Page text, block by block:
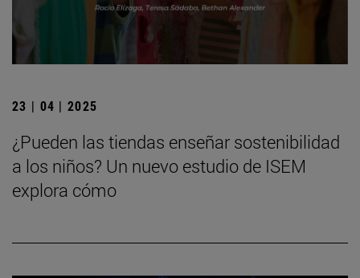
23 | 04 | 2025
¿Pueden las tiendas enseñar sostenibilidad
a los niños? Un nuevo estudio de ISEM
explora cómo